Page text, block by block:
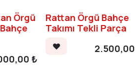
Örgü
₺
Rattan Örgü Bahçe
Takımı Tekli Parça
2.500,00